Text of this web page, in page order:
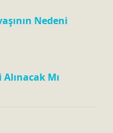
Nedeni
Mı